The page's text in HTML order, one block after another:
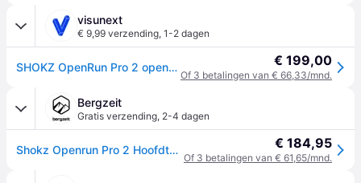
visunext
€ 9,99 verzending, 1-2 dagen
SHOKZ OpenRun Pro 2 open-oor Bluetooth-hoofdtelefoon voor sportliefhebbers met 12 uur afspeeltijd | Maat: Standaard | Kleur: zwart € 199,00
Of 3 betalingen van € 66,33/mnd.
Bergzeit
Gratis verzending, 2-4 dagen
Shokz Openrun Pro 2 Hoofdtelefoon - Zwart € 184,95
Of 3 betalingen van € 61,65/mnd.